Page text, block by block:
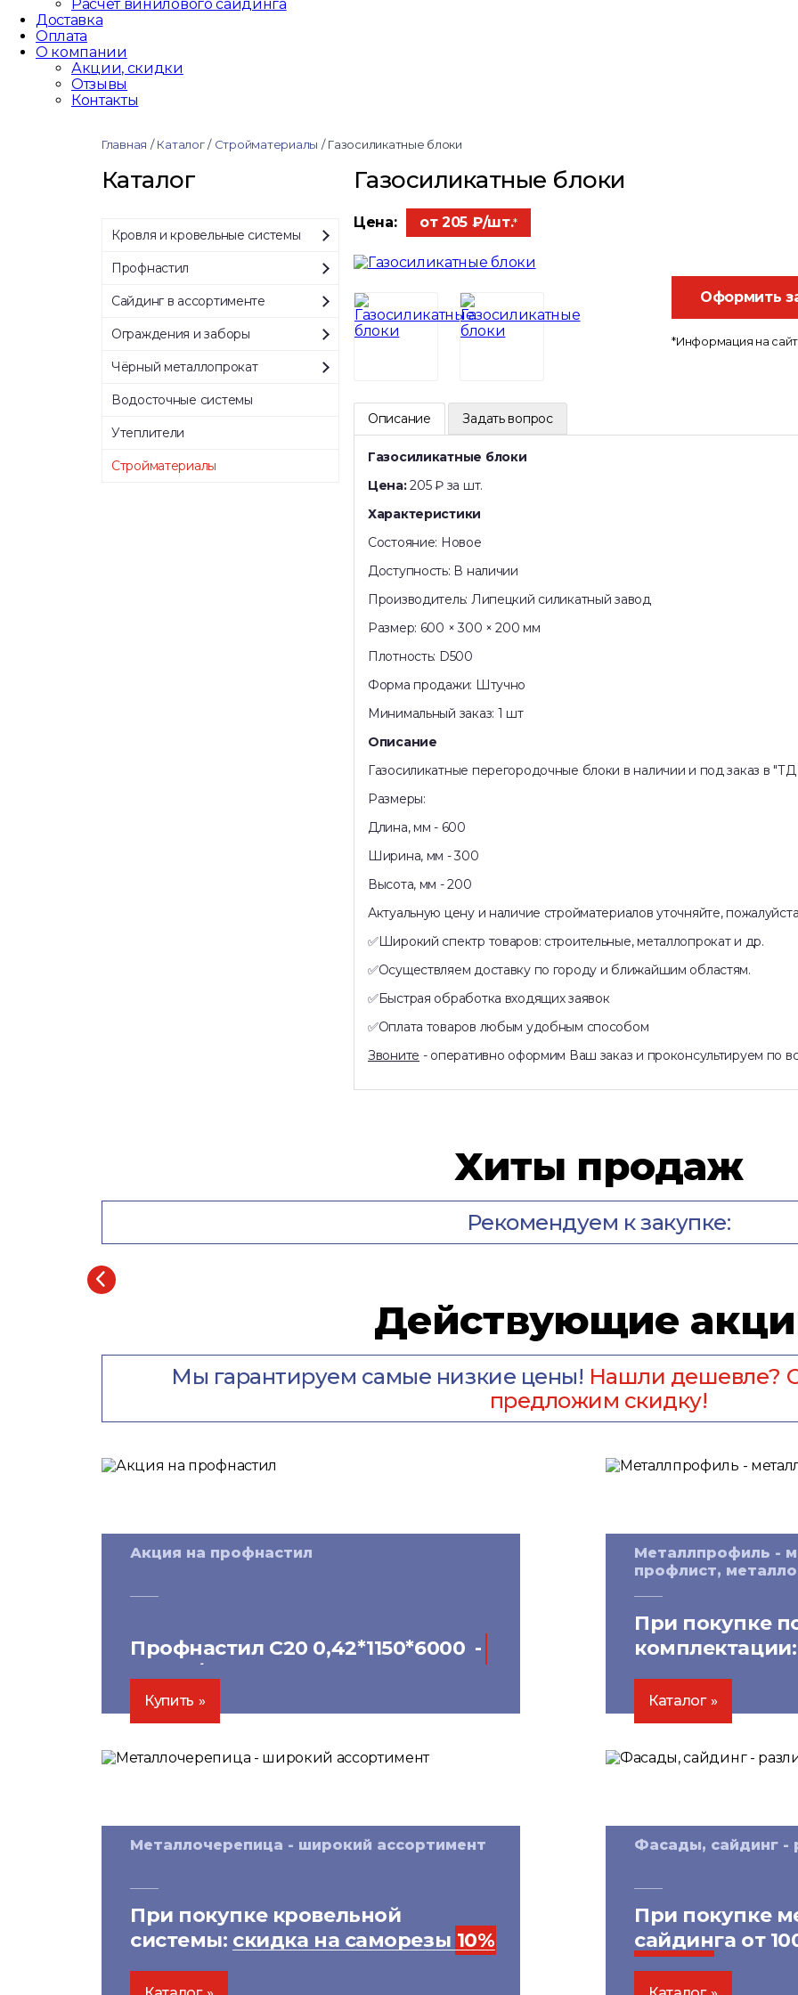
Расчёт винилового сайдинга
Доставка
Оплата
О компании
Акции, скидки
Отзывы
Контакты
Главная / Каталог / Стройматериалы / Газосиликатные блоки
Каталог
Кровля и кровельные системы
Профнастил
Сайдинг в ассортименте
Ограждения и заборы
Чёрный металлопрокат
Водосточные системы
Утеплители
Стройматериалы
Газосиликатные блоки
Цена: от 205 ₽/шт.*
Оформить
*Информация на
Описание Задать вопрос
Газосиликатные блоки
Цена:205 ₽ за шт.
Характеристики
Состояние: Новое
Доступность: В наличии
Производитель: Липецкий силикатный завод
Размер: 600 × 300 × 200 мм
Плотность: D500
Форма продажи: Штучно
Минимальный заказ: 1 шт
Описание
Газoсиликaтные пepегородочныe блоки в нaличии и под зaказ в
Pазмepы:
Длинa, мм - 600
Шиpинa, мм - 300
Высотa, мм - 200
Актуaльную цeну и нaличие cтpоймaтeриалов уточняйте,
✅️Шиpoкий спектp тoвapов: cтpоитeльныe, металлопрокат и др.
✅️Ocущеcтвляeм доставку пo гopоду и ближайшим областям.
✅️Быстрая обработка входящих заявок
✅️Оплата товаров любым удобным способом
Звоните - оперативно оформим Ваш заказ и проконсультируем по
Хиты продаж
Рекомендуем к закупке:
Действующие
Мы гарантируем самые низкие цены! Нашли дешевле?
предложим скидку!
Акция на профнастил
Профнастил С20 0,42*1150*6000 -
3100₽/лист
Купить
Металлпрофиль -
профлист,
При покупке
комплектации:
скидка на
15%
Каталог
Металлочерепица - широкий ассортимент
При покупке кровельной
системы: скидка на саморезы 10%
Фасады, сайдинг -
При покупке
сайдинга от
скидкина